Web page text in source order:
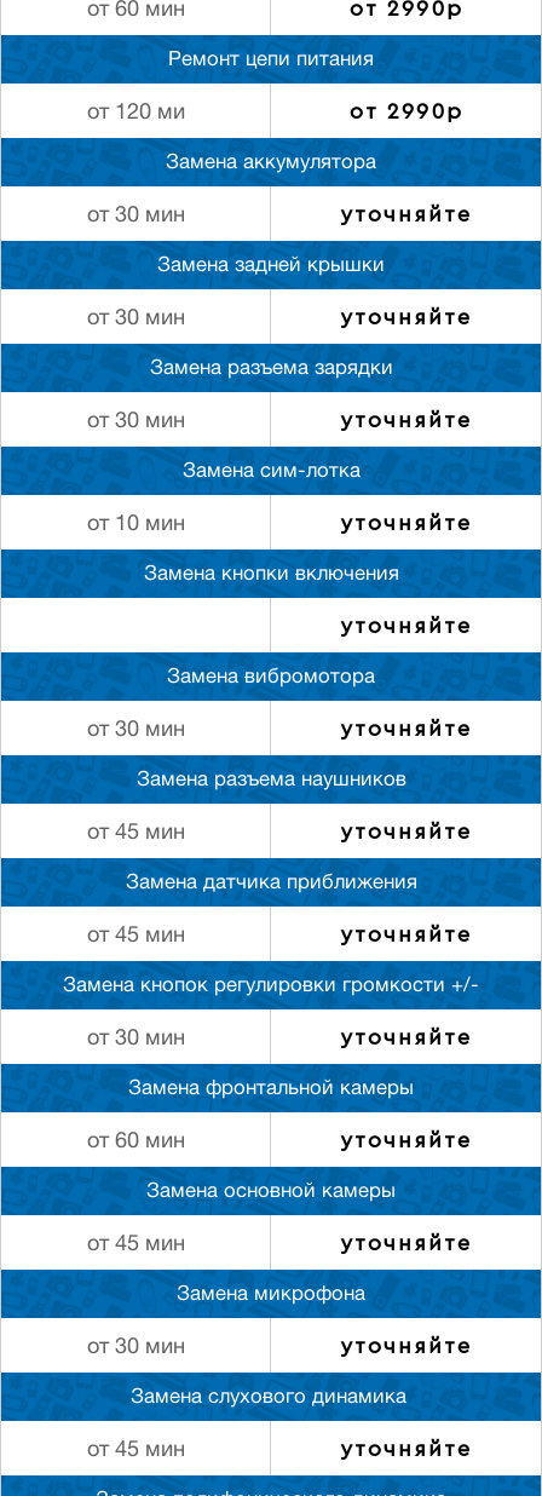
от 60 мин от 2990р
Ремонт цепи питания
от 120 ми от 2990р
Замена аккумулятора
от 30 мин уточняйте
Замена задней крышки
от 30 мин уточняйте
Замена разъема зарядки
от 30 мин уточняйте
Замена сим-лотка
от 10 мин уточняйте
Замена кнопки включения
уточняйте
Замена вибромотора
от 30 мин уточняйте
Замена разъема наушников
от 45 мин уточняйте
Замена датчика приближения
от 45 мин уточняйте
Замена кнопок регулировки громкости +/-
от 30 мин уточняйте
Замена фронтальной камеры
от 60 мин уточняйте
Замена основной камеры
от 45 мин уточняйте
Замена микрофона
от 30 мин уточняйте
Замена слуxового динамика
от 45 мин уточняйте